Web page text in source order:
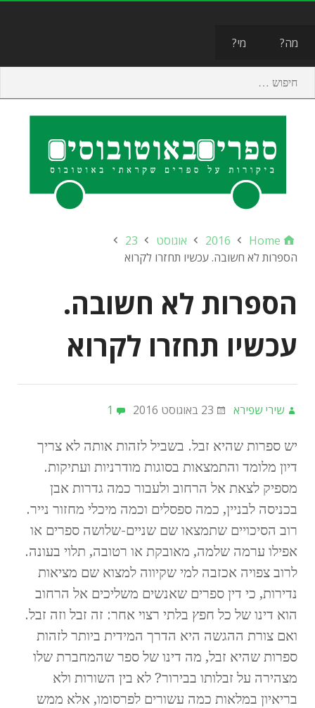
מה? מי?
Home
2016 אוגוסט
23
הספרות לא חשובה. עכשיו תחזרו לקרוא
הספרות לא חשובה.
עכשיו תחזרו לקרוא
שירי שפירא 23 באוגוסט 2016 1
יש ספרות שהיא זבל. בשביל לזהות אותה לא צריך
דיון מלומד והתמצאות בסוגות מודרניות ועתיקות.
מספיק לצאת אל הרחוב ולעבור כמה גדרות אבן
בכניסה לבניין, כמה ספסלים וכמה מיכלי מחזור נייר.
רוב הסיכויים שתמצאו שם שניים-שלושה ספרים או
אפילו ערמה שלמה, מאובקת או רטובה, תלוי בעונה.
לרוב צפויה אכזבה למי שקיווה למצוא שם מציאות
נדירות, כי דין ספרים שאנשים משליכים אל הרחוב
הוא דינו של כל חפץ בלתי רצוי אחר: זה זבל וזה זבל.
ואם צורת ההגשה היא הדרך המידית ביותר לזהות
ספרות שהיא זבל, מה דינו של ספר שהמחברת שלו
מצהירה על זבלותו בבירור? לא בין השורות ולא
בריאיון במלאות כמה עשורים לפרסומו, אלא ממש